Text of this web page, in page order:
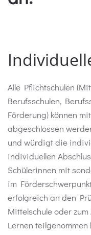
Alle Pflichtschulen
Berufsschulen,
Förderung) können
abgeschlossen
und würdigt die
individuellen
Schülerinnen mit
im
erfolgreich an den
Mittelschule oder
Lernen teilgenommen